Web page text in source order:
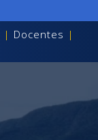
| Docentes |